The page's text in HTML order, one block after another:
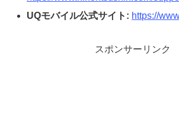
UQモバイル公式サイト: https://
スポンサーリンク